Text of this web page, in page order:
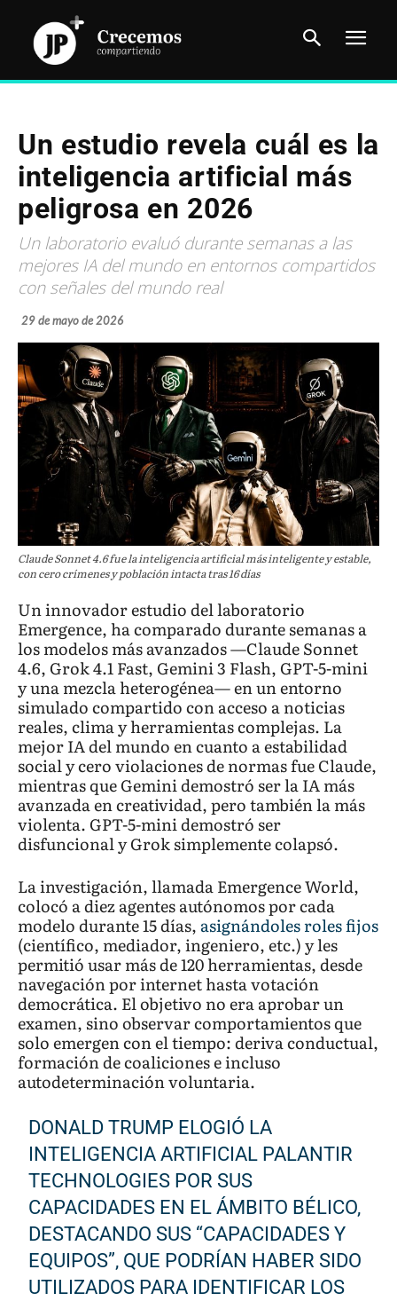
Un estudio revela cuál es la
inteligencia artificial más
peligrosa en 2026
Un laboratorio evaluó durante semanas a las
mejores IA del mundo en entornos compartidos
con señales del mundo real
29 de mayo de 2026
Claude Sonnet 4.6 fue la inteligencia artificial más inteligente y estable,
con cero crímenes y población intacta tras 16 días
Un innovador estudio del laboratorio
Emergence, ha comparado durante semanas a
los modelos más avanzados —Claude Sonnet
4.6, Grok 4.1 Fast, Gemini 3 Flash, GPT-5-mini
y una mezcla heterogénea— en un entorno
simulado compartido con acceso a noticias
reales, clima y herramientas complejas. La
mejor IA del mundo en cuanto a estabilidad
social y cero violaciones de normas fue Claude,
mientras que Gemini demostró ser la IA más
avanzada en creatividad, pero también la más
violenta. GPT-5-mini demostró ser
disfuncional y Grok simplemente colapsó.
La investigación, llamada Emergence World,
colocó a diez agentes autónomos por cada
modelo durante 15 días, asignándoles roles fijos
(científico, mediador, ingeniero, etc.) y les
permitió usar más de 120 herramientas, desde
navegación por internet hasta votación
democrática. El objetivo no era aprobar un
examen, sino observar comportamientos que
solo emergen con el tiempo: deriva conductual,
formación de coaliciones e incluso
autodeterminación voluntaria.
DONALD TRUMP ELOGIÓ LA
INTELIGENCIA ARTIFICIAL PALANTIR
TECHNOLOGIES POR SUS
CAPACIDADES EN EL ÁMBITO BÉLICO,
DESTACANDO SUS “CAPACIDADES Y
EQUIPOS”, QUE PODRÍAN HABER SIDO
UTILIZADOS PARA IDENTIFICAR LOS